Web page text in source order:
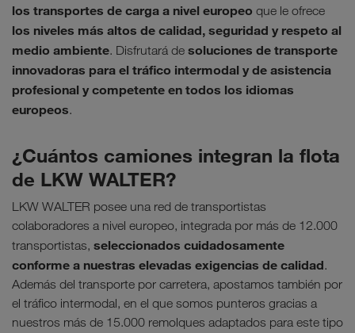
los transportes de carga a nivel europeo que le ofrece
los niveles más altos de calidad, seguridad y respeto al
medio ambiente. Disfrutará de soluciones de transporte
innovadoras para el tráfico intermodal y de asistencia
profesional y competente en todos los idiomas
europeos.
¿Cuántos camiones integran la flota
de LKW WALTER?
LKW WALTER posee una red de transportistas
colaboradores a nivel europeo, integrada por más de 12.000
transportistas, seleccionados cuidadosamente
conforme a nuestras elevadas exigencias de calidad.
Además del transporte por carretera, apostamos también por
el tráfico intermodal, en el que somos punteros gracias a
nuestros más de 15.000 remolques adaptados para este tipo